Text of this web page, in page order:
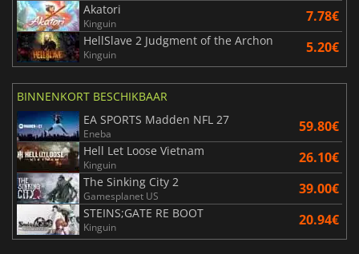
Akatori
Kinguin 7.78€
HellSlave 2 Judgment of the Archon
Kinguin 5.20€
BINNENKORT BESCHIKBAAR
EA SPORTS Madden NFL 27
Eneba 59.80€
Hell Let Loose Vietnam
Kinguin 26.10€
The Sinking City 2
Gamesplanet US 39.00€
STEINS;GATE RE BOOT
Kinguin 20.94€